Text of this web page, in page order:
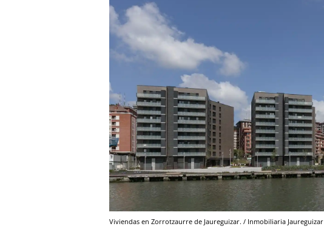
Viviendas en Zorrotzaurre de Jaureguizar. / Inmobiliaria Jaureguizar